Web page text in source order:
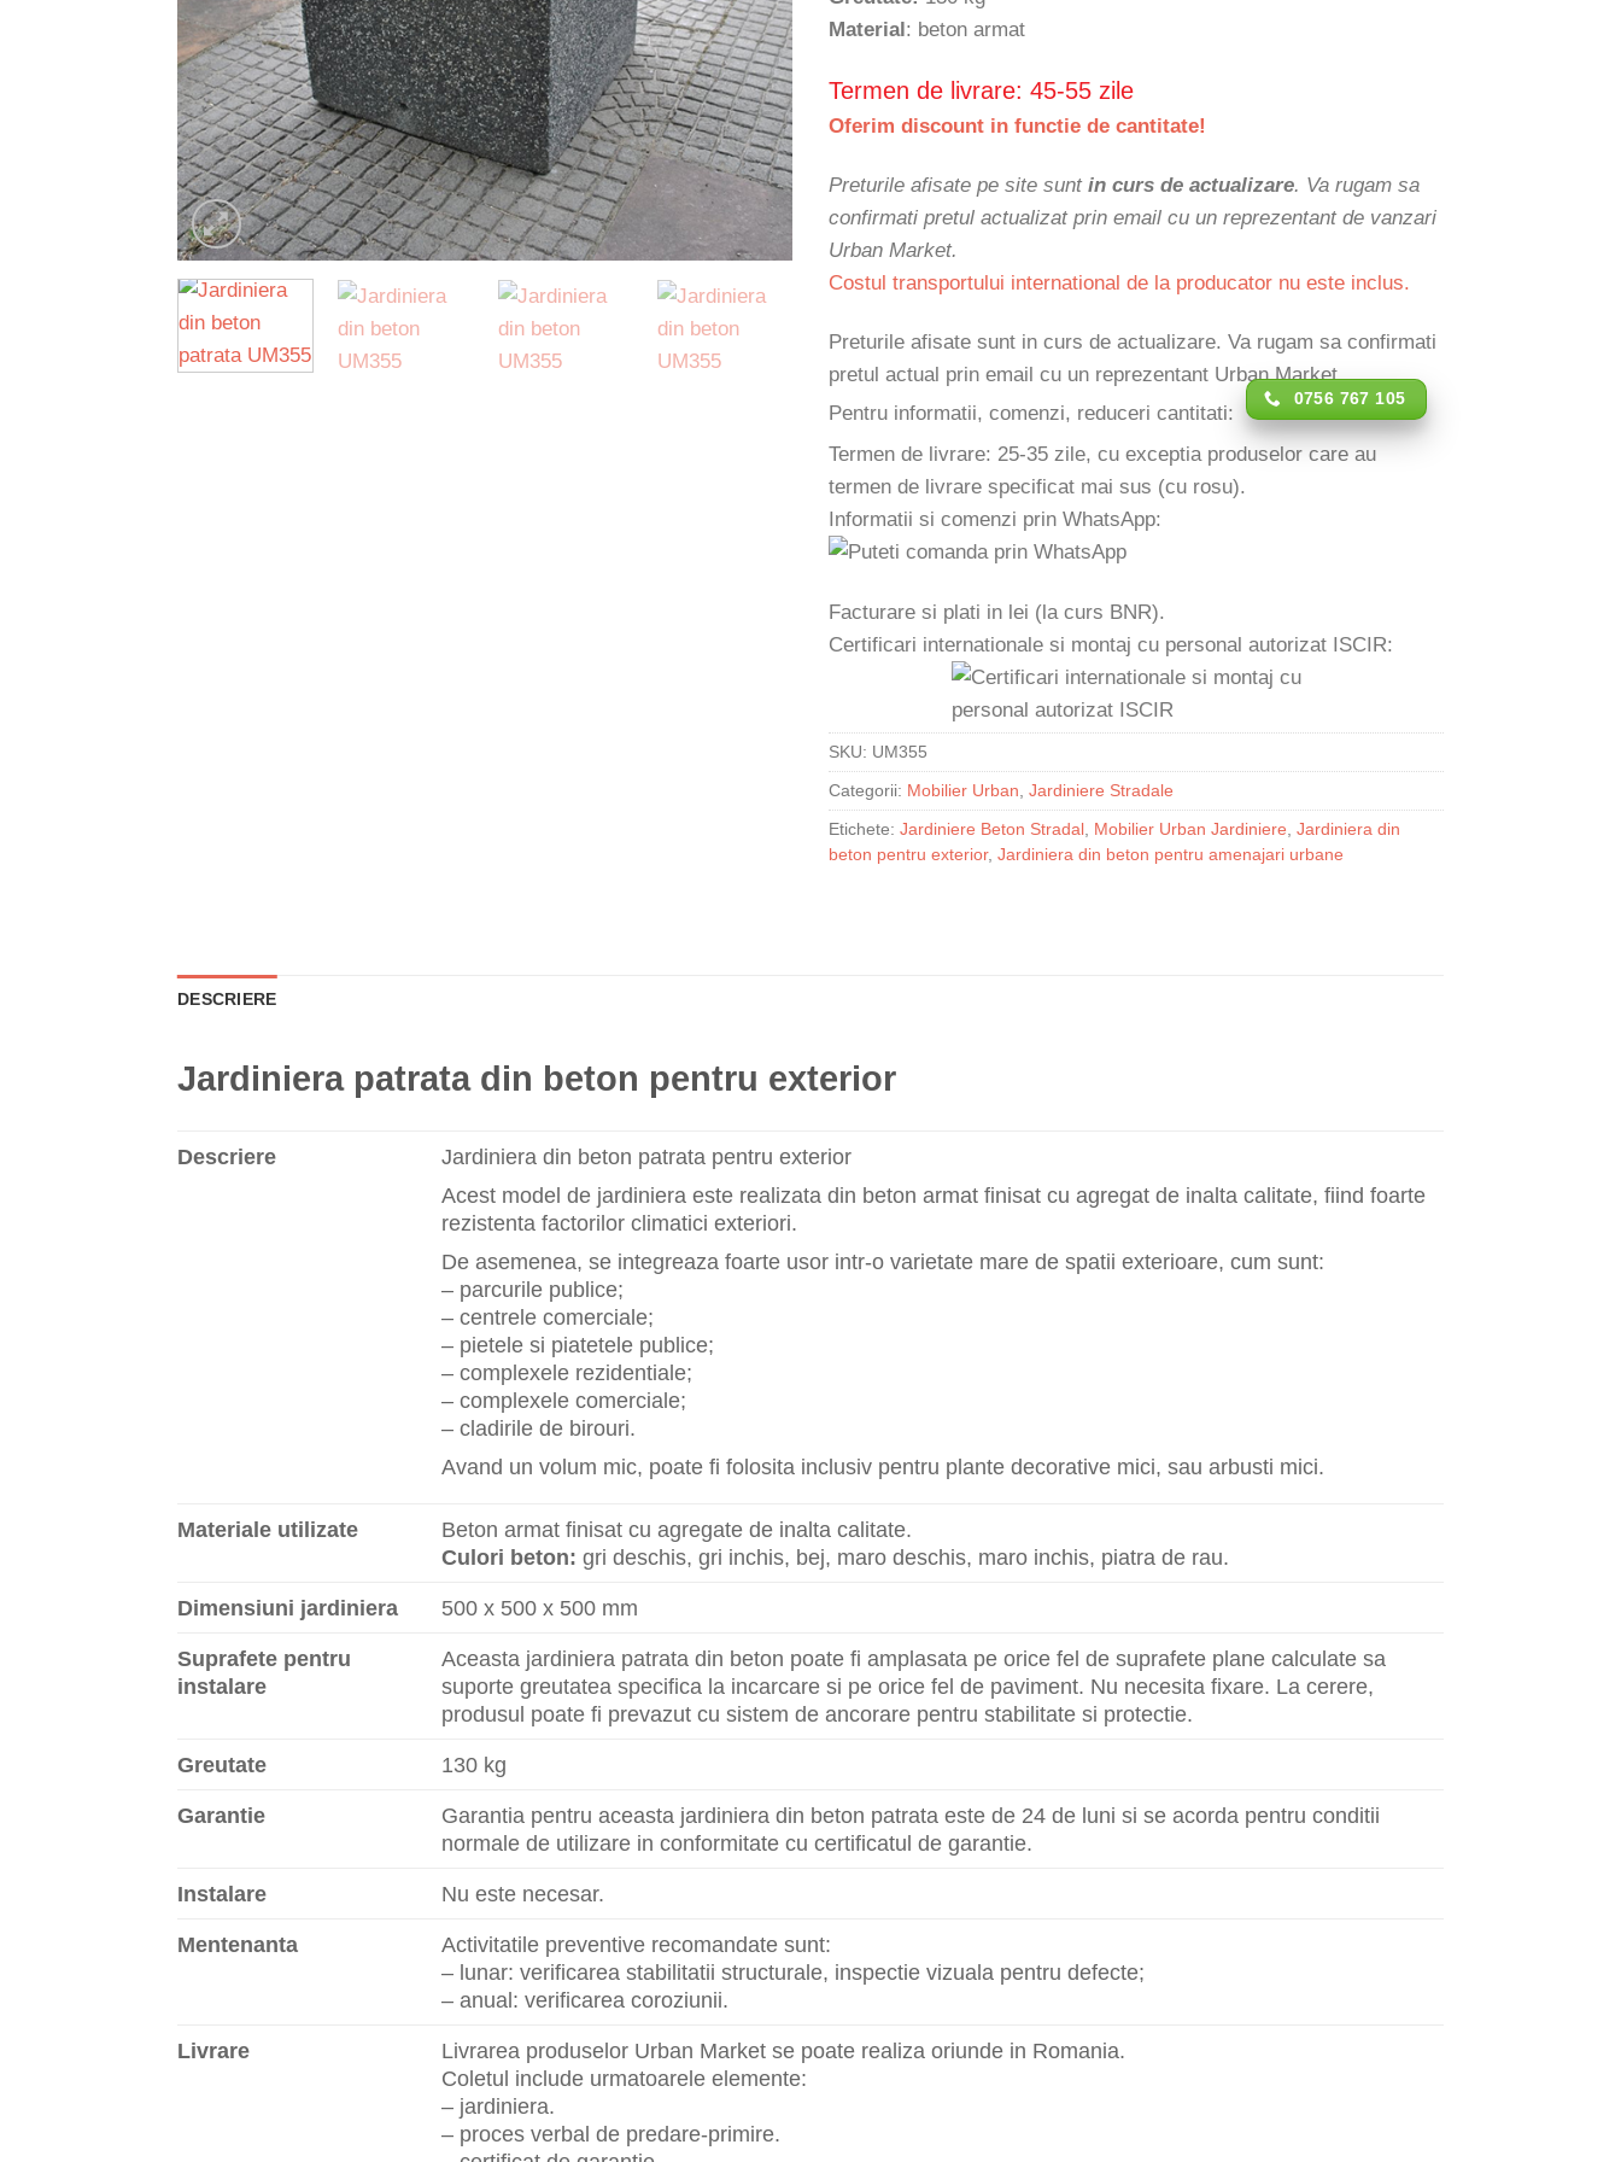
Material : beton armat
Termen de livrare: 45-55 zile
Oferim discount in functie de cantitate!
Preturile afisate pe site sunt in curs de actualizare. Va rugam sa
confirmati pretul actualizat prin email cu un reprezentant de vanzari
Urban Market.
Costul transportului international de la producator nu este inclus.
Preturile afisate sunt in curs de actualizare. Va rugam sa confirmati
pretul actual prin email cu un reprezentant Urban Market.
Pentru informatii, comenzi, reduceri cantitati:
0756 767 105
Termen de livrare: 25-35 zile, cu exceptia produselor care au
termen de livrare specificat mai sus (cu rosu).
Informatii si comenzi prin WhatsApp:
Facturare si plati in lei (la curs BNR).
Certificari internationale si montaj cu personal autorizat ISCIR:
SKU: UM355
Categorii: Mobilier Urban, Jardiniere Stradale
Etichete: Jardiniere Beton Stradal , Mobilier Urban Jardiniere, Jardiniera din
beton pentru exterior, Jardiniera din beton pentru amenajari urbane
DESCRIERE
Jardiniera patrata din beton pentru exterior
Descriere
Jardiniera din beton patrata pentru exterior
Acest model de jardiniera este realizata din beton armat finisat cu agregat de inalta calitate, fiind foarte
rezistenta factorilor climatici exteriori.
De asemenea, se integreaza foarte usor intr-o varietate mare de spatii exterioare, cum sunt:
– parcurile publice;
– centrele comerciale;
– pietele si piatetele publice;
– complexele rezidentiale;
– complexele comerciale;
– cladirile de birouri.
Avand un volum mic, poate fi folosita inclusiv pentru plante decorative mici, sau arbusti mici.
Materiale utilizate
Beton armat finisat cu agregate de inalta calitate.
Culori beton: gri deschis, gri inchis, bej, maro deschis, maro inchis, piatra de rau.
Dimensiuni jardiniera
500 x 500 x 500 mm
Suprafete pentru
instalare
Aceasta jardiniera patrata din beton poate fi amplasata pe orice fel de suprafete plane calculate sa
suporte greutatea specifica la incarcare si pe orice fel de paviment. Nu necesita fixare. La cerere,
produsul poate fi prevazut cu sistem de ancorare pentru stabilitate si protectie.
Greutate
130 kg
Garantie
Garantia pentru aceasta jardiniera din beton patrata este de 24 de luni si se acorda pentru conditii
normale de utilizare in conformitate cu certificatul de garantie.
Instalare
Nu este necesar.
Mentenanta
Activitatile preventive recomandate sunt:
– lunar: verificarea stabilitatii structurale, inspectie vizuala pentru defecte;
– anual: verificarea coroziunii.
Livrare
Livrarea produselor Urban Market se poate realiza oriunde in Romania.
Coletul include urmatoarele elemente:
– jardiniera.
– proces verbal de predare-primire.